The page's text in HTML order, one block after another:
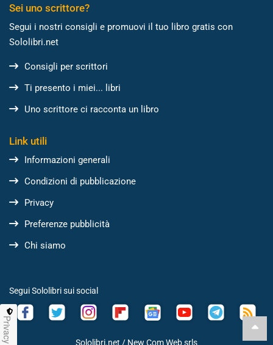
Sei uno scrittore?
Segui i nostri consigli e promuovi il tuo libro gratis con
Sololibri.net
Consigli per scrittori
Ti presento i miei... libri
Uno scrittore ci racconta un libro
Link utili
Informazioni generali
Condizioni di pubblicazione
Privacy
Preferenze pubblicità
Chi siamo
Segui Sololibri sui social
Sololibri.net / New Com Web srls
Privacy